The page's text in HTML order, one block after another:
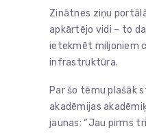
Zinātnes ziņu
apkārtējo vidi – to
ietekmēt miljoniem
infrastruktūra.
Par šo tēmu plašāk
akadēmijas
jaunas: “Jau pirms